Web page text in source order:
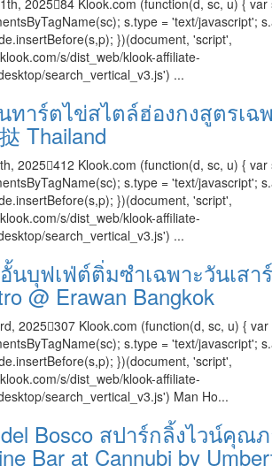
2025 84 Klook.com (function(d, sc, u) {
s.type = 'text/javascript';
})(document, 'script',
s/dist_web/klook-affiliate-
search_vertical_v3.js') ...
ทาร์ตไข่สไตล์ฮ่องกงสูตรเฉ
Thailand
2025 412 Klook.com (function(d, sc, u) {
s.type = 'text/javascript';
})(document, 'script',
s/dist_web/klook-affiliate-
search_vertical_v3.js') ...
นบุฟเฟ่ต์ติ่มซำเฉพาะวันเสา
@ Erawan Bangkok
2025 307 Klook.com (function(d, sc, u) {
s.type = 'text/javascript';
})(document, 'script',
s/dist_web/klook-affiliate-
search_vertical_v3.js') Man Ho...
Bosco สปาร์กลิ้งไวน์คุณ
Bar at Cannubi by